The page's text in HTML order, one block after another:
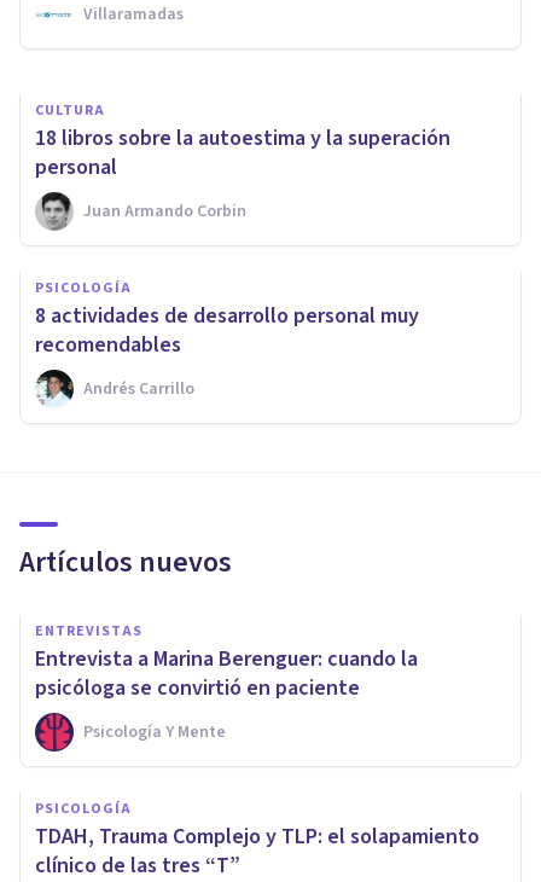
Villaramadas
Psicología Y Mente
CULTURA
18 libros sobre la autoestima y la superación
personal
Juan Armando Corbin
PSICOLOGÍA
8 actividades de desarrollo personal muy
recomendables
Andrés Carrillo
Artículos nuevos
ENTREVISTAS
Entrevista a Marina Berenguer: cuando la
psicóloga se convirtió en paciente
Psicología Y Mente
PSICOLOGÍA
TDAH, Trauma Complejo y TLP: el solapamiento
clínico de las tres “T”